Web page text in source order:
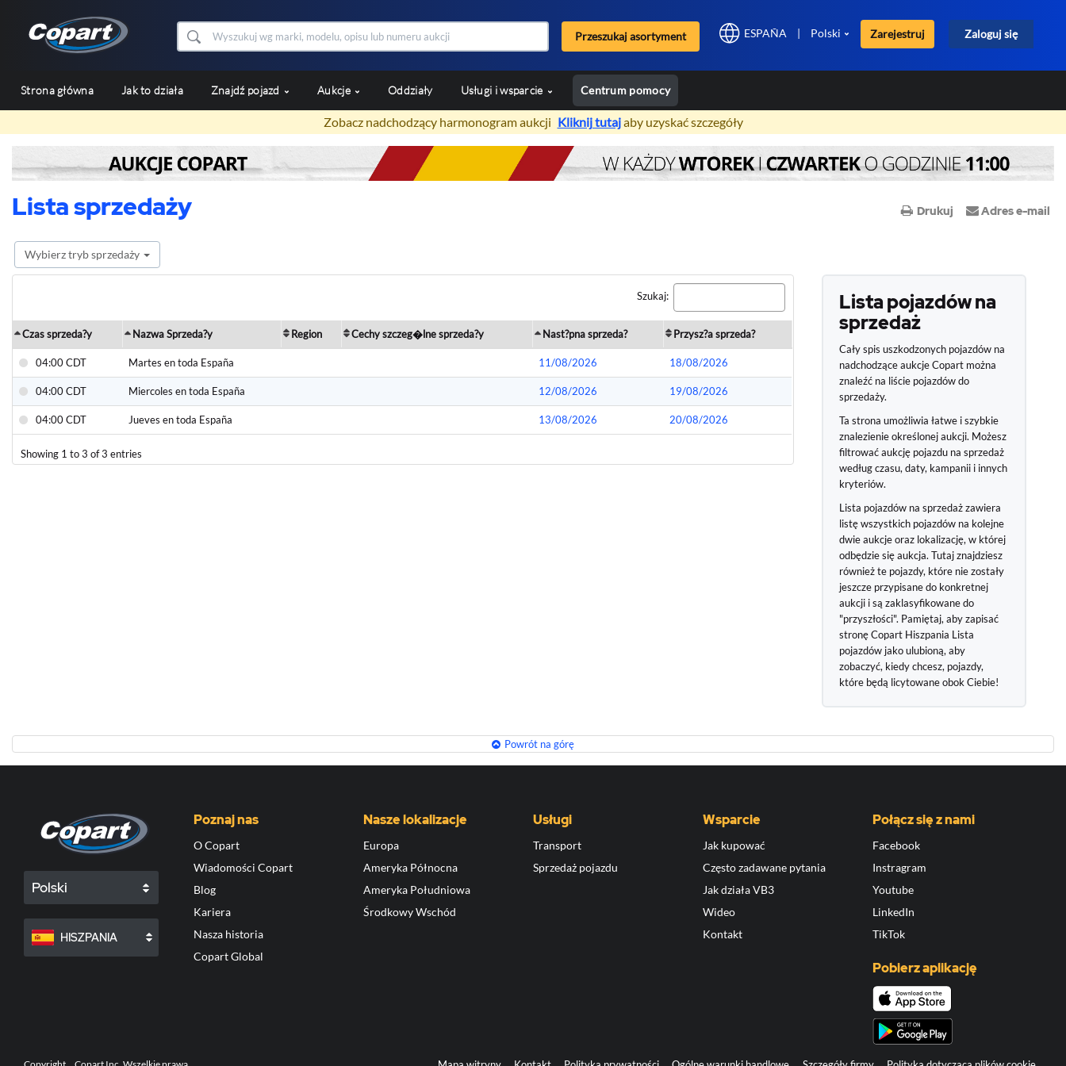
Przeszukaj asortyment ESPAÑA | Polski Zarejestruj Zaloguj się
Strona główna Jak to działa Znajdź pojazd Aukcje Oddziały Usługi i wsparcie Centrum pomocy
Zobacz nadchodzący harmonogram aukcji Kliknij tutajaby uzyskać szczegóły
Lista sprzedaży Drukuj Adres e-mail
Wybierz tryb sprzedaży
Szukaj:
Czas sprzeda?y Nazwa Sprzeda?y Region Cechy szczeg�lne sprzeda?y Nast?pna sprzeda? Przysz?a sprzeda?
04:00 CDT Martes en toda España 11/08/2026 18/08/2026
04:00 CDT Miercoles en toda España 12/08/2026 19/08/2026
04:00 CDT Jueves en toda España 13/08/2026 20/08/2026
Showing 1 to 3 of 3 entries
Lista pojazdów na
sprzedaż
Cały spis uszkodzonych pojazdów na
nadchodzące aukcje Copart można
znaleźć na liście pojazdów do
sprzedaży.
Ta strona umożliwia łatwe i szybkie
znalezienie określonej aukcji. Możesz
filtrować aukcję pojazdu na sprzedaż
według czasu, daty, kampanii i innych
kryteriów.
Lista pojazdów na sprzedaż zawiera
listę wszystkich pojazdów na kolejne
dwie aukcje oraz lokalizację, w której
odbędzie się aukcja. Tutaj znajdziesz
również te pojazdy, które nie zostały
jeszcze przypisane do konkretnej
aukcji i są zaklasyfikowane do
"przyszłości". Pamiętaj, aby zapisać
stronę Copart Hiszpania Lista
pojazdów jako ulubioną, aby
zobaczyć, kiedy chcesz, pojazdy,
które będą licytowane obok Ciebie!
Powrót na górę
Polski
HISZPANIA
Poznaj nas
O Copart
Wiadomości Copart
Blog
Kariera
Nasza historia
Copart Global
Nasze lokalizacje
Europa
Ameryka Północna
Ameryka Południowa
Środkowy Wschód
Usługi
Transport
Sprzedaż pojazdu
Wsparcie
Jak kupować
Często zadawane pytania
Jak działa VB3
Wideo
Kontakt
Połącz się z nami
Facebook
Instragram
Youtube
LinkedIn
TikTok
Pobierz aplikację